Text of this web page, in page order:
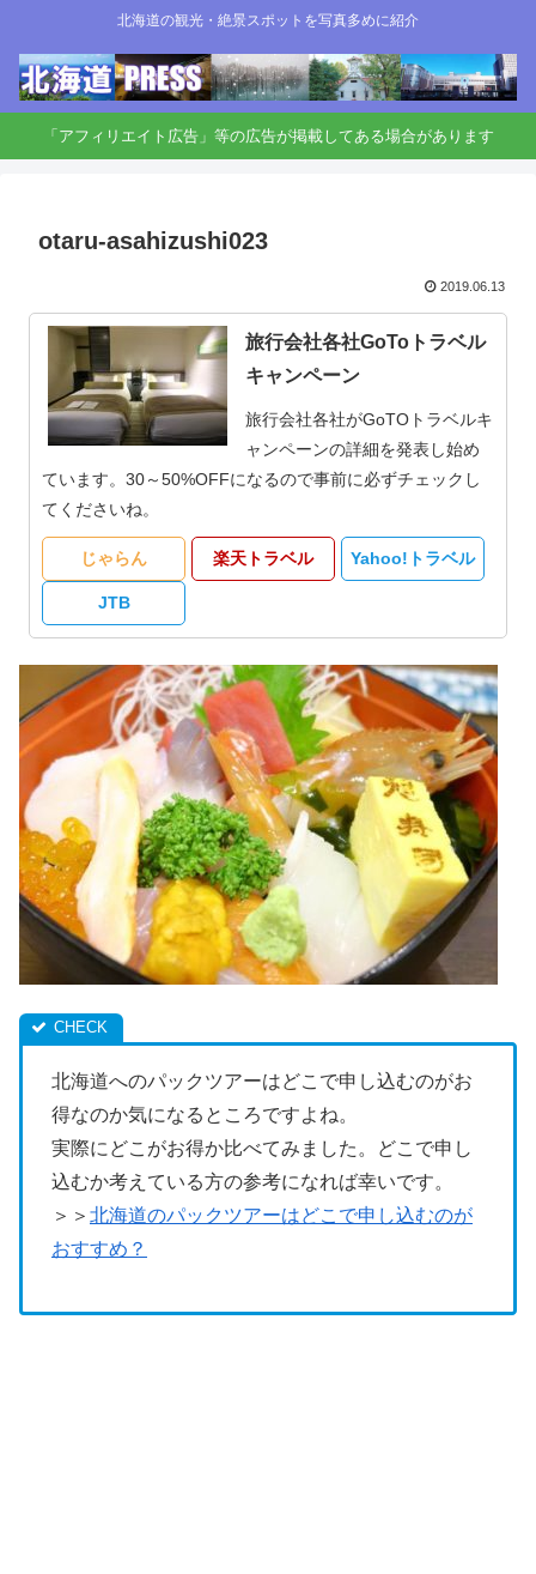
北海道の観光・絶景スポットを写真多めに紹介
「アフィリエイト広告」等の広告が掲載してある場合があります
otaru-asahizushi023
2019.06.13
旅行会社各社GoToトラベル
キャンペーン
旅行会社各社がGoTOトラベルキ
ャンペーンの詳細を発表し始め
ています。30～50%OFFになるので事前に必ずチェックし
てくださいね。
じゃらん 楽天トラベル Yahoo!トラベル
JTB
北海道へのパックツアーはどこで申し込むのがお
得なのか気になるところですよね。
実際にどこがお得か比べてみました。どこで申し
込むか考えている方の参考になれば幸いです。
＞＞ 北海道のパックツアーはどこで申し込むのが
おすすめ？